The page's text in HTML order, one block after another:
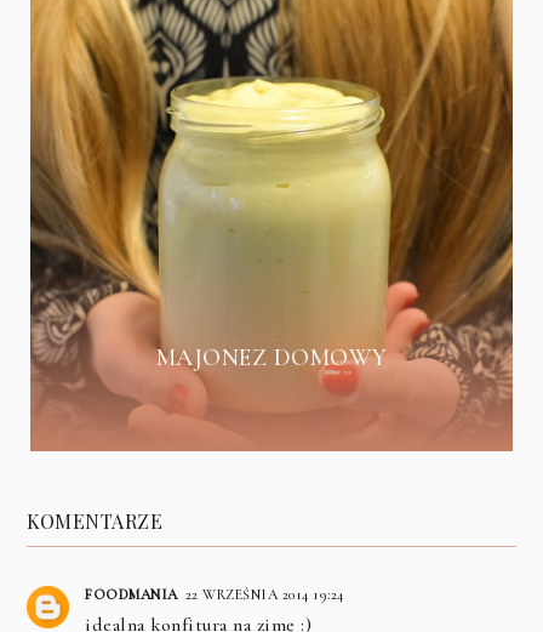
MAJONEZ DOMOWY
KOMENTARZE
FOODMANIA 22 WRZEŚNIA 2014 19:24
idealna konfitura na zimę :)